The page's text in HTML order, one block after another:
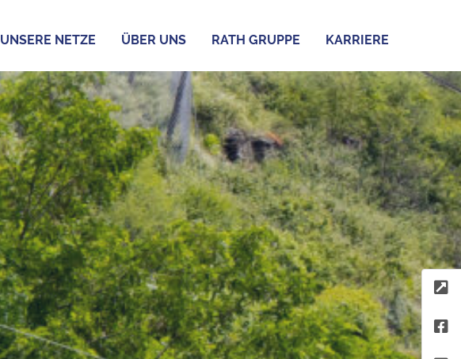
UNSERE NETZE ÜBER UNS RATH GRUPPE KARRIERE